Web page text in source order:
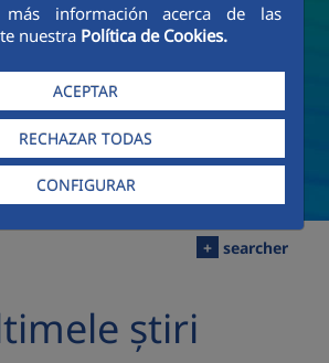
más información acerca de las
nuestra Política de Cookies.
ACEPTAR
RECHAZAR TODAS
CONFIGURAR
+ searcher
știri